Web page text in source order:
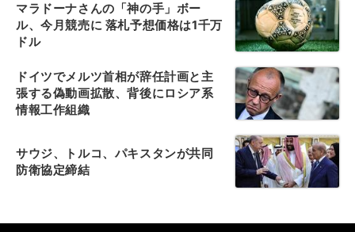
マラドーナさんの「神の手」ボー
ル、今月競売に 落札予想価格は1千万
ドル
ドイツでメルツ首相が辞任計画と主
張する偽動画拡散、背後にロシア系
情報工作組織
サウジ、トルコ、パキスタンが共同
防衛協定締結